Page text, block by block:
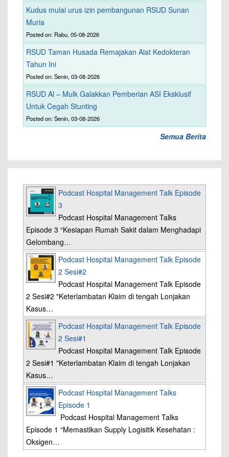
Kudus mulai urus izin pembangunan RSUD Sunan
Muria
Posted on: Rabu, 05-08-2026
RSUD Taman Husada Remajakan Alat Kedokteran
Tahun Ini
Posted on: Senin, 03-08-2026
RSUD Al – Mulk Galakkan Pemberian ASI Eksklusif
Untuk Cegah Stunting
Posted on: Senin, 03-08-2026
Semua Berita
Podcast Hospital Management Talk Episode
3
Podcast Hospital Management Talks
Episode 3 “Kesiapan Rumah Sakit dalam Menghadapi
Gelombang…
Podcast Hospital Management Talk Episode
2 Sesi#2
Podcast Hospital Management Talk Episode
2 Sesi#2 "Keterlambatan Klaim di tengah Lonjakan
Kasus…
Podcast Hospital Management Talk Episode
2 Sesi#1
Podcast Hospital Management Talk Episode
2 Sesi#1 "Keterlambatan Klaim di tengah Lonjakan
Kasus…
Podcast Hospital Management Talks
Episode 1
Podcast Hospital Management Talks
Episode 1 “Memastikan Supply Logisitik Kesehatan :
Oksigen…